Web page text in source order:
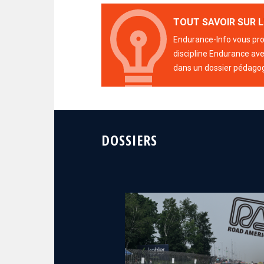
TOUT SAVOIR SUR
Endurance-Info vous
discipline Endurance
dans un dossier
DOSSIERS